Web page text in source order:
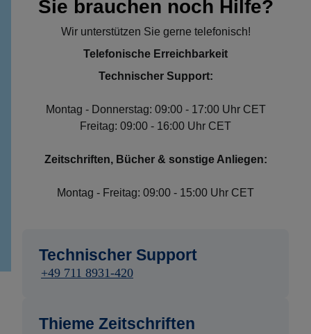
Sie brauchen noch Hilfe?
Wir unterstützen Sie gerne telefonisch!
Telefonische Erreichbarkeit
Technischer Support:
Montag - Donnerstag: 09:00 - 17:00 Uhr CET
Freitag: 09:00 - 16:00 Uhr CET
Zeitschriften, Bücher & sonstige Anliegen:
Montag - Freitag: 09:00 - 15:00 Uhr CET
Technischer Support
+49 711 8931-420
Thieme Zeitschriften